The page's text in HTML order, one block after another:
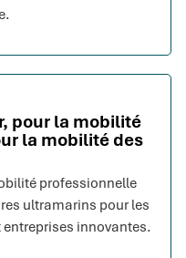
pour la mobilité
la mobilité des
professionnelle
ultramarins pour les
entreprises innovantes.